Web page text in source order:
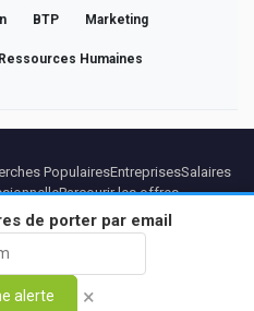
BTP Marketing
Ressources Humaines
de porterpar email
alerte ×
PopulairesEntreprisesSalaires
Parcourir les offres
SL - ID ESB84471838